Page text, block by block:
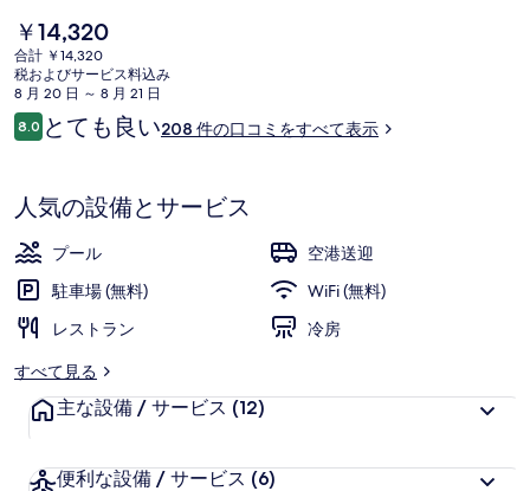
ル
杭
州
(杭
维
景
国
际
大
店)
利用できます。万安橋駅までは 11 分、万安橋駅までは 11 分です。
現
在
の
料
金
は
す
￥14,320
合計 ￥14,320
税およびサービス料込み
8 月 20 日 ～ 8 月 21 日
口
コ
8.010段階中8.0
とても良い208 件の口コミをすべて表示
人気の設備とサービス
プール
空港送迎
駐車場 (無料)
WiFi (無料)
レストラン
冷房
すべて見る
主な設備 / サービス (12)
便利な設備 / サービス (6)